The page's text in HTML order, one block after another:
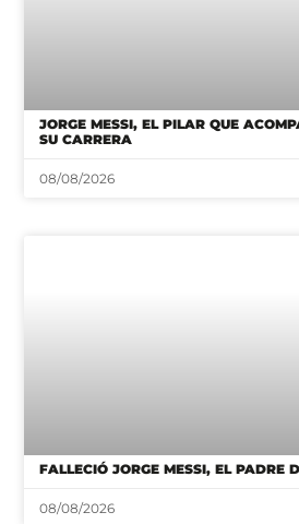
JORGE MESSI, EL PILAR QUE
SU CARRERA
08/08/2026
FALLECIÓ JORGE MESSI, EL PADRE
08/08/2026